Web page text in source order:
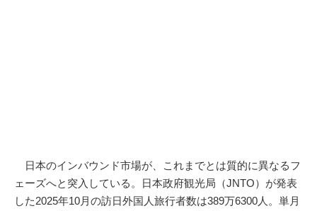
日本のインバウンド市場が、これまでとは質的に異なるフ
ェーズへと突入している。日本政府観光局（JNTO）が発表
した2025年10月の訪日外国人旅行者数は389万6300人。単月